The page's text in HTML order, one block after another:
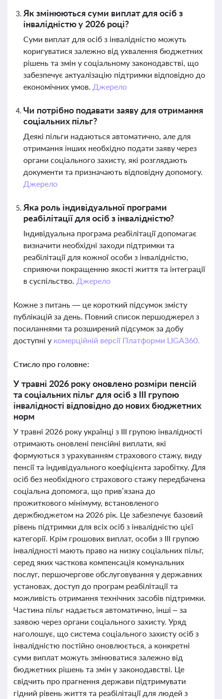
Як змінюються суми виплат для осіб з
інвалідністю у 2026 році?
Суми виплат для осіб з інвалідністю можуть
коригуватися залежно від ухвалення бюджетних
рішень та змін у соціальному законодавстві, що
забезпечує актуалізацію підтримки відповідно до
економічних умов. Джерело
Чи потрібно подавати заяву для отримання
соціальних пільг?
Деякі пільги надаються автоматично, але для
отримання інших необхідно подати заяву через
органи соціального захисту, які розглядають
документи та призначають відповідну допомогу.
Джерело
Яка роль індивідуальної програми
реабілітації для осіб з інвалідністю?
Індивідуальна програма реабілітації допомагає
визначити необхідні заходи підтримки та
реабілітації для кожної особи з інвалідністю,
сприяючи покращенню якості життя та інтеграції
в суспільство. Джерело
Кожне з питань — це короткий підсумок змісту
публікацій за день. Повний список першоджерел з
посиланнями та розширений підсумок за добу
доступні у комерційній версії Платформи LIGA360.
Стисло про головне:
У травні 2026 року оновлено розміри пенсій
та соціальних пільг для осіб з ІІІ групою
інвалідності відповідно до нових бюджетних
норм
У травні 2026 року українці з ІІІ групою інвалідності
отримають оновлені пенсійні виплати, які
формуються з урахуванням страхового стажу, виду
пенсії та індивідуального коефіцієнта заробітку. Для
осіб без необхідного страхового стажу передбачена
соціальна допомога, що прив’язана до
прожиткового мінімуму, встановленого
держбюджетом на 2026 рік. Це забезпечує базовий
рівень підтримки для всіх осіб з інвалідністю цієї
категорії. Крім грошових виплат, особи з ІІІ групою
інвалідності мають право на низку соціальних пільг,
серед яких часткова компенсація комунальних
послуг, першочергове обслуговування у державних
установах, доступ до програм реабілітації та
можливість отримання технічних засобів підтримки.
Частина пільг надається автоматично, інші – за
заявою через органи соціального захисту. Уряд
наголошує, що система соціального захисту осіб з
інвалідністю постійно оновлюється, а конкретні
суми виплат можуть змінюватися залежно від
бюджетних рішень та змін у законодавстві. Це
свідчить про прагнення держави підтримувати
гідний рівень життя та реабілітації для людей з